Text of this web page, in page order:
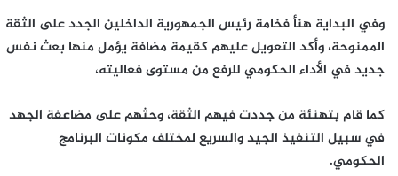
وفي البداية هنأ فخامة رئيس الجمهورية الداخلين الجدد على الثقة
الممنوحة، وأكد التعويل عليهم كقيمة مضافة يؤمل منها بعث نفس
جديد في الأداء الحكومي للرفع من مستوى فعاليته،
كما قام بتهنئة من جددت فيهم الثقة، وحثهم على مضاعفة الجهد
في سبيل التنفيذ الجيد والسريع لمختلف مكونات البرنامج
الحكومي.